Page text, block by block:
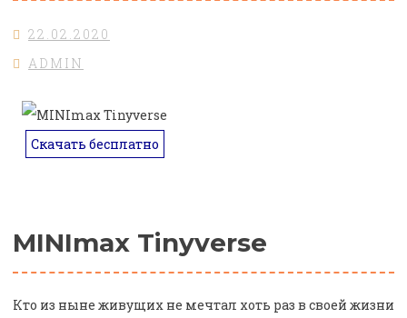
22.02.2020
ADMIN
Скачать бесплатно
MINImax Tinyverse
Кто из ныне живущих не мечтал хоть раз в своей жизни